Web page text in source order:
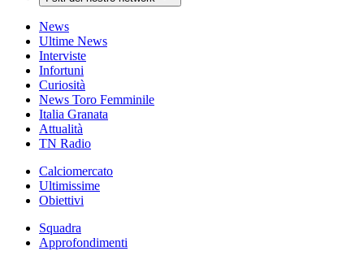
News
Ultime News
Interviste
Infortuni
Curiosità
News Toro Femminile
Italia Granata
Attualità
TN Radio
Calciomercato
Ultimissime
Obiettivi
Squadra
Approfondimenti